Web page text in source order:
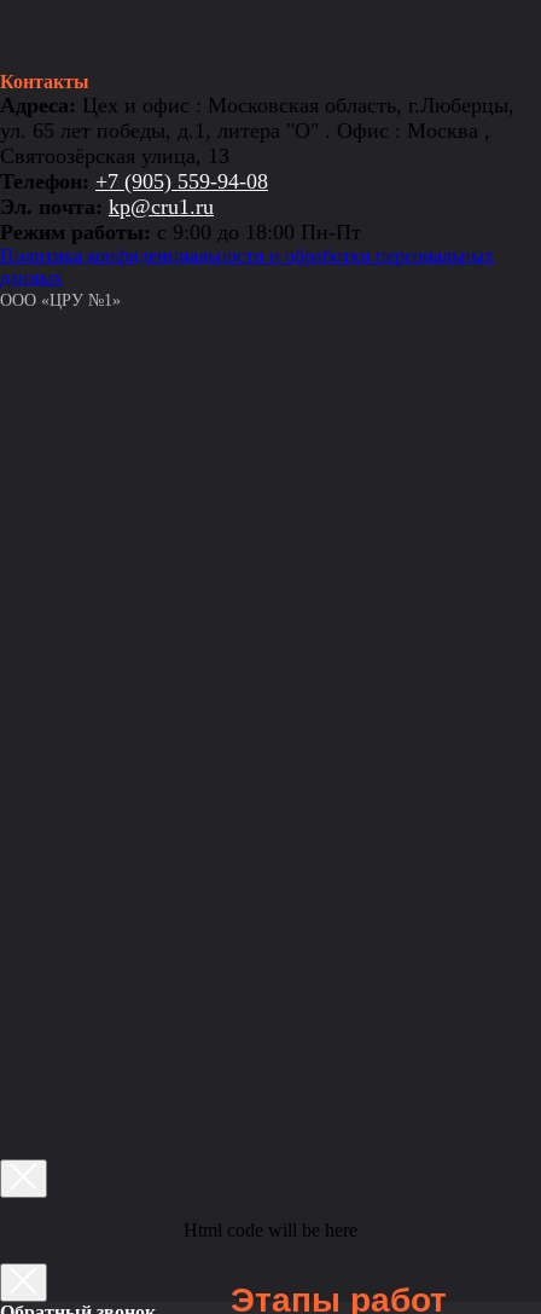
Этапы работ
Контакты
Адреса: Цех и офис : Московская область, г.Люберцы,
ул. 65 лет победы, д.1, литера "О" . Офис : Москва ,
Святоозёрская улица, 13
Телефон: +7 (905) 559-94-08
Эл. почта: kp@cru1.ru
Режим работы: с 9:00 до 18:00 Пн-Пт
Политика конфиденциальности и обработки персональных
данных
ООО «ЦРУ №1»
Html code will be here